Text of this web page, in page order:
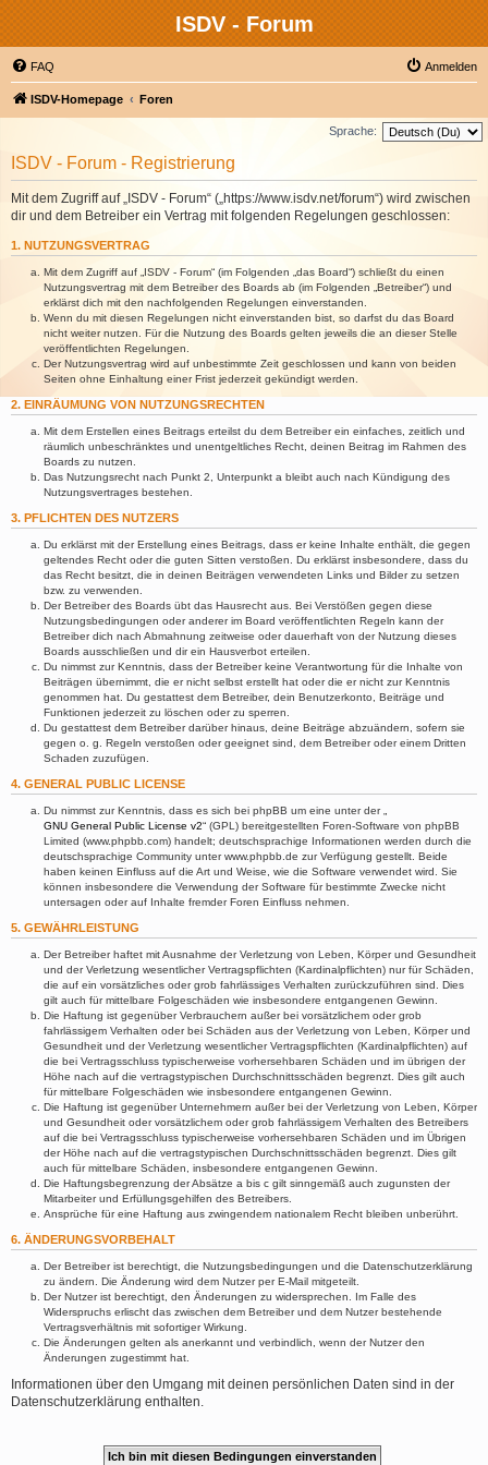
ISDV - Forum
FAQ Anmelden
ISDV-Homepage Foren
Sprache:
ISDV - Forum - Registrierung
Mit dem Zugriff auf „ISDV - Forum“ („https://www.isdv.net/forum“) wird zwischen
dir und dem Betreiber ein Vertrag mit folgenden Regelungen geschlossen:
1. NUTZUNGSVERTRAG
Mit dem Zugriff auf „ISDV - Forum“ (im Folgenden „das Board“) schließt du einen
Nutzungsvertrag mit dem Betreiber des Boards ab (im Folgenden „Betreiber“) und
erklärst dich mit den nachfolgenden Regelungen einverstanden.
Wenn du mit diesen Regelungen nicht einverstanden bist, so darfst du das Board
nicht weiter nutzen. Für die Nutzung des Boards gelten jeweils die an dieser Stelle
veröffentlichten Regelungen.
Der Nutzungsvertrag wird auf unbestimmte Zeit geschlossen und kann von beiden
Seiten ohne Einhaltung einer Frist jederzeit gekündigt werden.
2. EINRÄUMUNG VON NUTZUNGSRECHTEN
Mit dem Erstellen eines Beitrags erteilst du dem Betreiber ein einfaches, zeitlich und
räumlich unbeschränktes und unentgeltliches Recht, deinen Beitrag im Rahmen des
Boards zu nutzen.
Das Nutzungsrecht nach Punkt 2, Unterpunkt a bleibt auch nach Kündigung des
Nutzungsvertrages bestehen.
3. PFLICHTEN DES NUTZERS
Du erklärst mit der Erstellung eines Beitrags, dass er keine Inhalte enthält, die gegen
geltendes Recht oder die guten Sitten verstoßen. Du erklärst insbesondere, dass du
das Recht besitzt, die in deinen Beiträgen verwendeten Links und Bilder zu setzen
bzw. zu verwenden.
Der Betreiber des Boards übt das Hausrecht aus. Bei Verstößen gegen diese
Nutzungsbedingungen oder anderer im Board veröffentlichten Regeln kann der
Betreiber dich nach Abmahnung zeitweise oder dauerhaft von der Nutzung dieses
Boards ausschließen und dir ein Hausverbot erteilen.
Du nimmst zur Kenntnis, dass der Betreiber keine Verantwortung für die Inhalte von
Beiträgen übernimmt, die er nicht selbst erstellt hat oder die er nicht zur Kenntnis
genommen hat. Du gestattest dem Betreiber, dein Benutzerkonto, Beiträge und
Funktionen jederzeit zu löschen oder zu sperren.
Du gestattest dem Betreiber darüber hinaus, deine Beiträge abzuändern, sofern sie
gegen o. g. Regeln verstoßen oder geeignet sind, dem Betreiber oder einem Dritten
Schaden zuzufügen.
4. GENERAL PUBLIC LICENSE
Du nimmst zur Kenntnis, dass es sich bei phpBB um eine unter der „
GNU General Public License v2“ (GPL) bereitgestellten Foren-Software von phpBB
Limited (www.phpbb.com) handelt; deutschsprachige Informationen werden durch die
deutschsprachige Community unter www.phpbb.de zur Verfügung gestellt. Beide
haben keinen Einfluss auf die Art und Weise, wie die Software verwendet wird. Sie
können insbesondere die Verwendung der Software für bestimmte Zwecke nicht
untersagen oder auf Inhalte fremder Foren Einfluss nehmen.
5. GEWÄHRLEISTUNG
Der Betreiber haftet mit Ausnahme der Verletzung von Leben, Körper und Gesundheit
und der Verletzung wesentlicher Vertragspflichten (Kardinalpflichten) nur für Schäden,
die auf ein vorsätzliches oder grob fahrlässiges Verhalten zurückzuführen sind. Dies
gilt auch für mittelbare Folgeschäden wie insbesondere entgangenen Gewinn.
Die Haftung ist gegenüber Verbrauchern außer bei vorsätzlichem oder grob
fahrlässigem Verhalten oder bei Schäden aus der Verletzung von Leben, Körper und
Gesundheit und der Verletzung wesentlicher Vertragspflichten (Kardinalpflichten) auf
die bei Vertragsschluss typischerweise vorhersehbaren Schäden und im übrigen der
Höhe nach auf die vertragstypischen Durchschnittsschäden begrenzt. Dies gilt auch
für mittelbare Folgeschäden wie insbesondere entgangenen Gewinn.
Die Haftung ist gegenüber Unternehmern außer bei der Verletzung von Leben, Körper
und Gesundheit oder vorsätzlichem oder grob fahrlässigem Verhalten des Betreibers
auf die bei Vertragsschluss typischerweise vorhersehbaren Schäden und im Übrigen
der Höhe nach auf die vertragstypischen Durchschnittsschäden begrenzt. Dies gilt
auch für mittelbare Schäden, insbesondere entgangenen Gewinn.
Die Haftungsbegrenzung der Absätze a bis c gilt sinngemäß auch zugunsten der
Mitarbeiter und Erfüllungsgehilfen des Betreibers.
Ansprüche für eine Haftung aus zwingendem nationalem Recht bleiben unberührt.
6. ÄNDERUNGSVORBEHALT
Der Betreiber ist berechtigt, die Nutzungsbedingungen und die Datenschutzerklärung
zu ändern. Die Änderung wird dem Nutzer per E-Mail mitgeteilt.
Der Nutzer ist berechtigt, den Änderungen zu widersprechen. Im Falle des
Widerspruchs erlischt das zwischen dem Betreiber und dem Nutzer bestehende
Vertragsverhältnis mit sofortiger Wirkung.
Die Änderungen gelten als anerkannt und verbindlich, wenn der Nutzer den
Änderungen zugestimmt hat.
Informationen über den Umgang mit deinen persönlichen Daten sind in der
Datenschutzerklärung enthalten.